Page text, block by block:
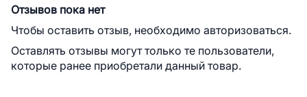
Отзывов пока нет
Чтобы оставить отзыв, необходимо авторизоваться.
Оставлять отзывы могут только те пользователи,
которые ранее приобретали данный товар.